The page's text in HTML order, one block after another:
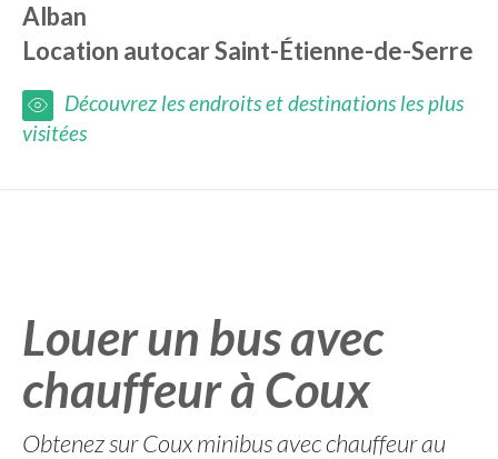
Alban
Location autocarSaint-Étienne-de-Serre
Découvrez les endroits et destinations les plus
visitées
Louer un bus avec
chauffeur à Coux
Obtenez sur Coux minibus avec chauffeur au